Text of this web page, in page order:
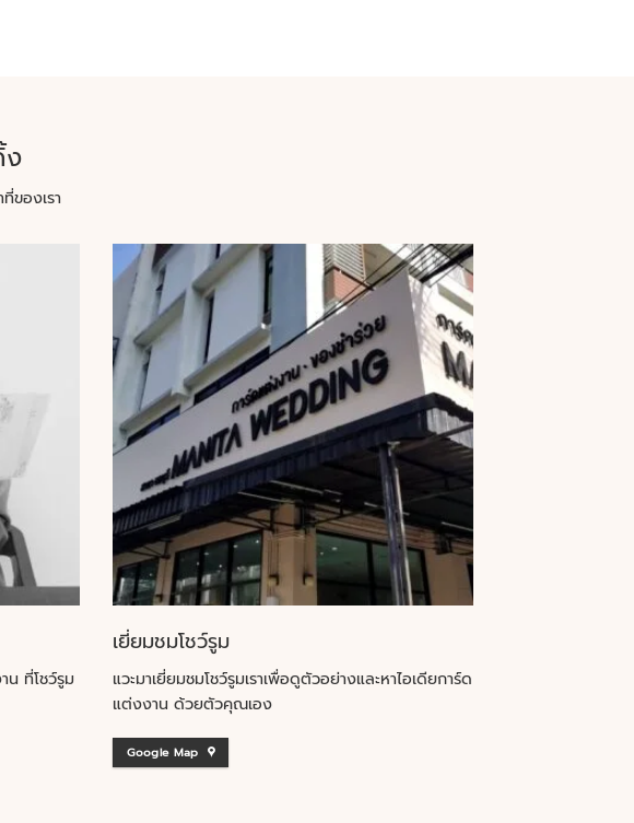
ง
ของเรา
น ที่โชว์รูม
เยี่ยมชมโชว์รูม
แวะมาเยี่ยมชมโชว์รูมเราเพื่อดูตัวอย่างและหาไอเดียการ์ด
แต่งงาน ด้วยตัวคุณเอง
Google Map